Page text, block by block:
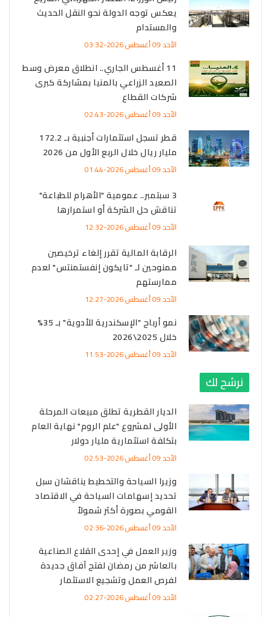
يعكس توجه الدولة نحو النقل الحديث
والمستدام
الأحد 09 أغسطس 2026-03:32
11 أغسطس الجاري.. انطلاق معرض وسط
الصعيد الزراعي بالمنيا بمشاركة كبرى
شركات القطاع
الأحد 09 أغسطس 2026-02:43
قطر تسجل استثمارات أجنبية بـ 172.2
مليار ريال خلال الربع الأول من 2026
الأحد 09 أغسطس 2026-01:44
3 سبتمبر.. عمومية "الأهرام للطباعة"
تناقش حل الشركة أو استمرارها
الأحد 09 أغسطس 2026-12:32
الرقابة المالية تقرر إلغاء ترخيصين
ممنوحين لـ "تايكون إنفستمنتس" لعدم
ممارستهم
الأحد 09 أغسطس 2026-12:27
نمو أرباح "الإسكندرية للأدوية" بـ 35%
خلال 2025\2026
الأحد 09 أغسطس 2026-11:53
نرشح لك
الديار القطرية تطلق مبيعات المرحلة
الأولى لمشروع "علم الروم" نهاية العام
بتكلفة استثمارية مليار دولار
الأحد 09 أغسطس 2026-02:53
وزيرا السياحة والتخطيط يناقشان سبل
تحديد إسهامات السياحة في الاقتصاد
القومي بصورة أكثر شمولاً
الأحد 09 أغسطس 2026-02:36
وزير العمل في إحدى القلاع الصناعية
بالعاشر من رمضان لفتح آفاق جديدة
لفرص العمل وتشجيع الاستثمار
الأحد 09 أغسطس 2026-02:27